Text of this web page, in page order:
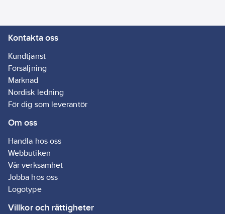
Kontakta oss
Kundtjänst
Försäljning
Marknad
Nordisk ledning
För dig som leverantör
Om oss
Handla hos oss
Webbutiken
Vår verksamhet
Jobba hos oss
Logotype
Villkor och rättigheter